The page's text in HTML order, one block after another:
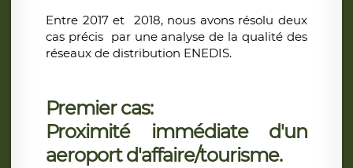
Entre 2017 et 2018, nous avons résolu deux
cas précis par une analyse de la qualité des
réseaux de distribution ENEDIS.
Premier cas:
Proximité immédiate d'un
aeroport d'affaire/tourisme.